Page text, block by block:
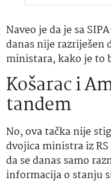
Naveo je da je sa
danas nije razriješen
ministara, kako je to
Košarac i
tandem
No, ova tačka nije
dvojica ministra iz RS
da se danas samo
informacija o stanju